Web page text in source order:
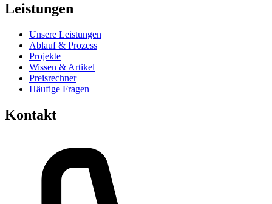
Leistungen
Unsere Leistungen
Ablauf & Prozess
Projekte
Wissen & Artikel
Preisrechner
Häufige Fragen
Kontakt